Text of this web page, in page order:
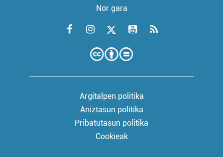
Nor gara
Argitalpen politika
Aniztasun politika
Pribatutasun politika
Cookieak